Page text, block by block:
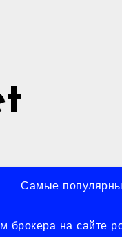
Самые
на сайте